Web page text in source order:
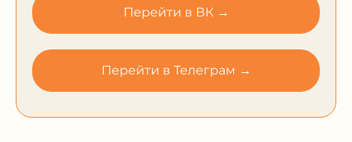
Перейти в ВК →
Перейти в Телеграм →